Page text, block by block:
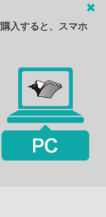
入すると、スマホ